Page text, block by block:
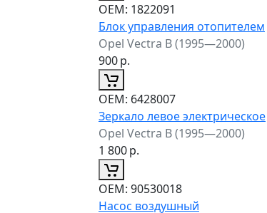
ОЕМ: 1822091
Блок управления отопителем
Opel Vectra B (1995—2000)
900р.
ОЕМ: 6428007
Зеркало левое электрическое
Opel Vectra B (1995—2000)
1 800р.
ОЕМ: 90530018
Насос воздушный